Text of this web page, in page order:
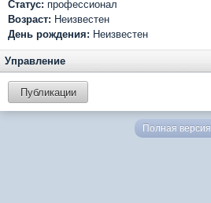
Статус: профессионал
Возраст: Неизвестен
День рождения: Неизвестен
Управление
Публикации
Полная версия